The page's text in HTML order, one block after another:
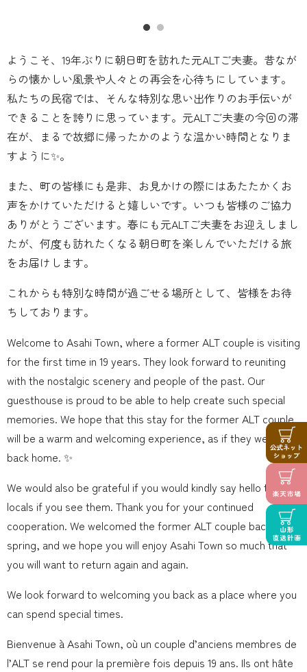
ようこそ、19年ぶりに朝日町を訪れた元ALTご夫妻。昔なが
らの懐かしい風景や人々との再会を心待ちにしています。
私たちの民宿では、そんな特別な思い出作りのお手伝いが
できることを誇りに思っています。元ALTご夫妻の今回の滞
在が、まるで故郷に帰ったかのような温かい時間となりま
すように✨。
また、町の皆様にも是非、お見かけの際にはあたたかくお
声をかけていただけると嬉しいです。いつも皆様のご協力
ありがとうございます。春にも元ALTご夫妻をお迎えしまし
たが、何度も訪れたくなる朝日町を楽しんでいただける旅
をお届けします。
これからも特別な時間が過ごせる場所として、皆様をお待
ちしております。
Welcome to Asahi Town, where a former ALT couple is visiting
for the first time in 19 years. They look forward to reuniting
with the nostalgic scenery and people of the past. Our
guesthouse is proud to be able to help create such special
memories. We hope that this stay for the former ALT couple
will be a warm and welcoming experience, as if they were
back home. ✨
We would also be grateful if you would kindly say hello to the
locals if you see them. Thank you for your continued
cooperation. We welcomed the former ALT couple back in the
spring, and we hope you will enjoy Asahi Town so much that
you will want to return again and again.
We look forward to welcoming you back as a place where you
can spend special times.
Bienvenue à Asahi Town, où un couple d’anciens membres de
l’ALT se rend pour la première fois depuis 19 ans. Ils ont hâte